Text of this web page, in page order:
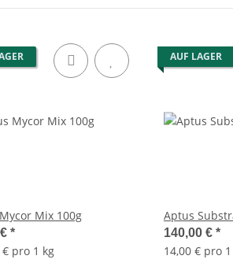
Mix 100g
*
€ pro 1 kg
AUF LAGER
Aptus
140,00 € *
14,00 € pro